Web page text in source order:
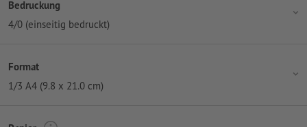
Bedruckung
4/0 (einseitig bedruckt)
Format
1/3 A4 (9.8 x 21.0 cm)